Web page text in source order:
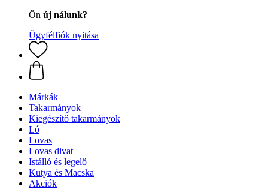
Ön új nálunk?
Ügyfélfiók nyitása
Márkák
Takarmányok
Kiegészítő takarmányok
Ló
Lovas
Lovas divat
Istálló és legelő
Kutya és Macska
Akciók